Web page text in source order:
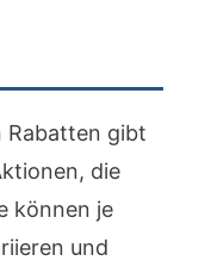
Rabatten gibt
die
können je
und